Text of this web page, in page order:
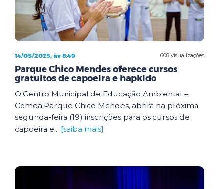
608 visualizações
14/05/2025, às 8:49
Parque Chico Mendes oferece cursos
gratuitos de capoeira e hapkido
O Centro Municipal de Educação Ambiental –
Cemea Parque Chico Mendes, abrirá na próxima
segunda-feira (19) inscrições para os cursos de
capoeira e... [saiba mais]